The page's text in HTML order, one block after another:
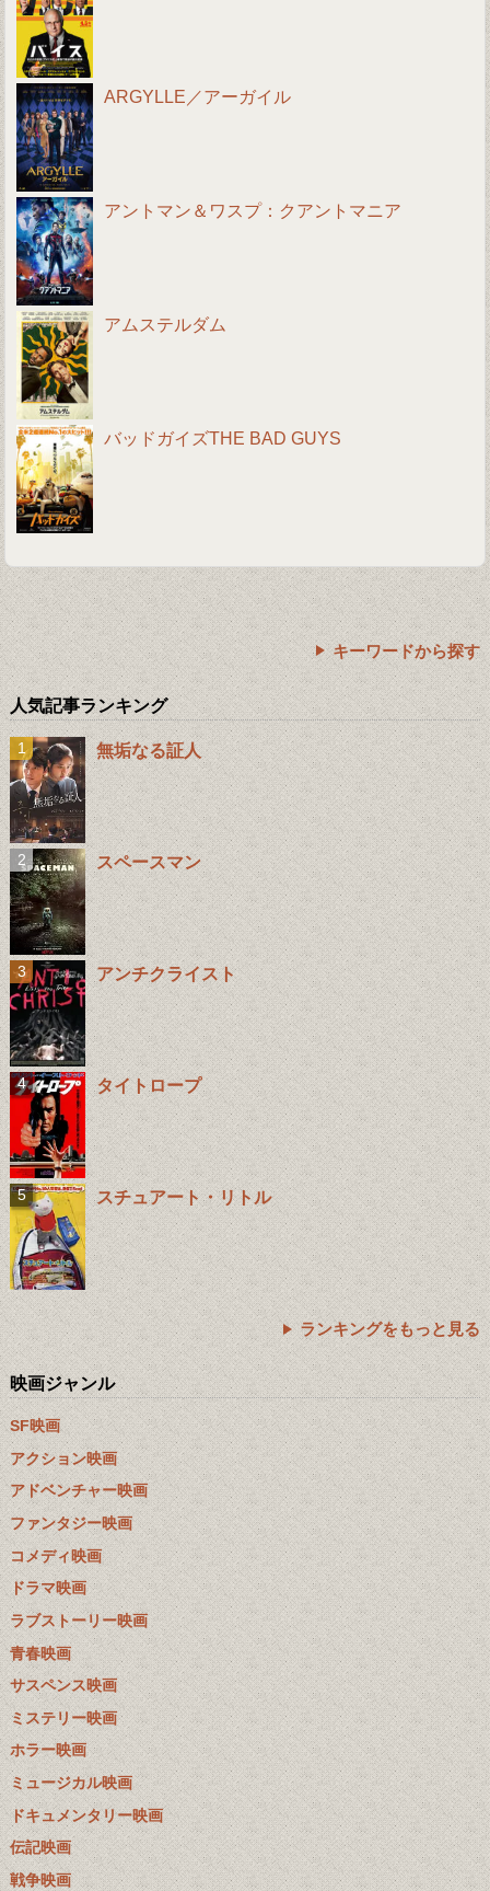
ARGYLLE／アーガイル
アントマン＆ワスプ：クアントマニア
アムステルダム
バッドガイズTHE BAD GUYS
キーワードから探す
人気記事ランキング
無垢なる証人
スペースマン
アンチクライスト
タイトロープ
スチュアート・リトル
ランキングをもっと見る
映画ジャンル
SF映画
アクション映画
アドベンチャー映画
ファンタジー映画
コメディ映画
ドラマ映画
ラブストーリー映画
青春映画
サスペンス映画
ミステリー映画
ホラー映画
ミュージカル映画
ドキュメンタリー映画
伝記映画
戦争映画